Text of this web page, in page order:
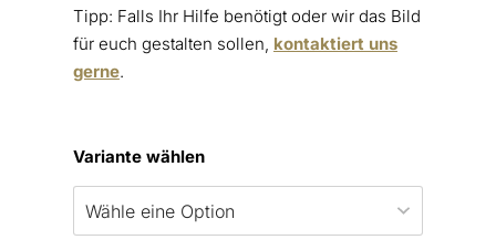
Tipp: Falls Ihr Hilfe benötigt oder wir das Bild
für euch gestalten sollen, kontaktiert uns
gerne.
Variante wählen